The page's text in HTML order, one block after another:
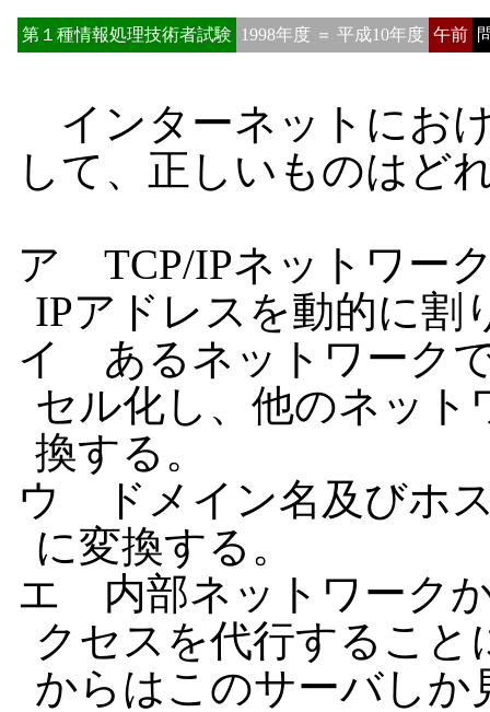
第１種情報処理技術者試験 1998年度 ＝ 平成10年度 午前
インターネットにお
して、正しいものはど
ア TCP/IPネットワー
IPアドレスを動的に割
イ あるネットワーク
セル化し、他のネット
換する。
ウ ドメイン名及びホ
に変換する。
エ 内部ネットワーク
クセスを代行するこ
からはこのサーバし